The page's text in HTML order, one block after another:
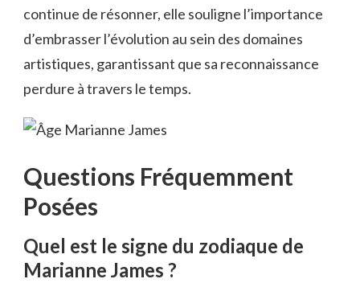
continue de résonner, elle souligne l’importance
d’embrasser l’évolution au sein des domaines
artistiques, garantissant que sa reconnaissance
perdure à travers le temps.
Questions Fréquemment
Posées
Quel est le signe du zodiaque de
Marianne James ?